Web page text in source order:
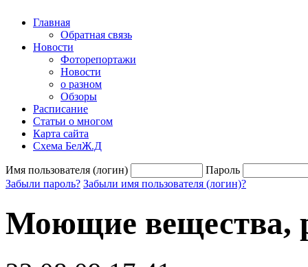
Главная
Обратная связь
Новости
Фоторепортажи
Новости
о разном
Обзоры
Расписание
Статьи о многом
Карта сайта
Схема БелЖ.Д
Имя пользователя (логин)
Пароль
Забыли пароль? Забыли имя пользователя (логин)?
Моющие вещества,